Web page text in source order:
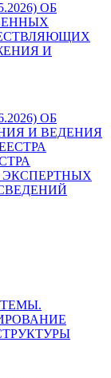
ОБ
И
ОБ
И ВЕДЕНИЯ
ЭКСПЕРТНЫХ